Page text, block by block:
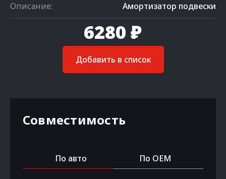
Описание: Амортизатор подвески
6280 ₽
Добавить в список
Совместимость
По авто По OEM